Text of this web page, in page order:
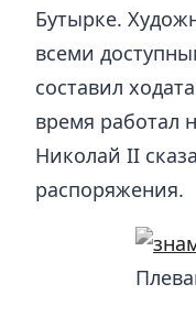
Бутырке.
всеми
составил
время работал
Николай II
распоряжения.